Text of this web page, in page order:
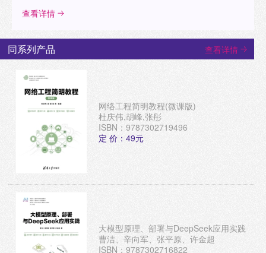
查看详情
同系列产品 查看详情
网络工程简明教程(微课版)
杜庆伟,胡峰,张彤
ISBN：9787302719496
定 价：49元
大模型原理、部署与DeepSeek应用实践
曹洁、辛向军、张平原、许金超
ISBN：9787302716822